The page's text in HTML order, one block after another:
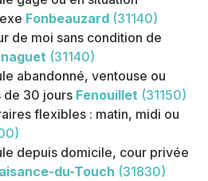
Fonbeauzard (31140)
de moi sans condition de
(31140)
abandonné, ventouse ou
de 30 jours Fenouillet (31150)
flexibles : matin, midi ou
depuis domicile, cour privée
du-Touch (31830)